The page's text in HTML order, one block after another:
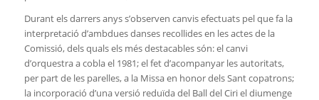
Durant els darrers anys s’observen canvis efectuats pel que fa la
interpretació d’ambdues danses recollides en les actes de la
Comissió, dels quals els més destacables són: el canvi
d’orquestra a cobla el 1981; el fet d’acompanyar les autoritats,
per part de les parelles, a la Missa en honor dels Sant copatrons;
la incorporació d’una versió reduïda del Ball del Ciri el diumenge